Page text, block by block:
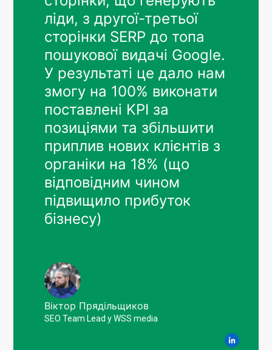
ліди, з другої-третьої
сторінки SERP до топа
пошукової видачі Google.
У результаті це дало нам
змогу на 100% виконати
поставлені KPI за
позиціями та збільшити
приплив нових клієнтів з
органіки на 18% (що
відповідним чином
підвищило прибуток
бізнесу)
Віктор Прядільщиков
SEO Team Lead у WSS media